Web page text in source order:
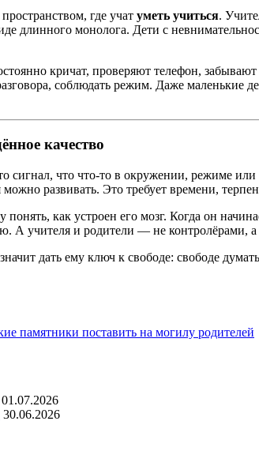
где учат уметь учиться.
длинного монолога. Дети с
кричат, проверяют телефон,
соблюдать режим. Даже маленькие
качество
сигнал, что что-то в окружении, режиме
развивать. Это требует времени,
понять, как устроен его мозг. Когда он
А учителя и родители — не контролёрами,
дать ему ключ к свободе: свободе
памятники поставить на могилу родителей
01.07.2026
30.06.2026